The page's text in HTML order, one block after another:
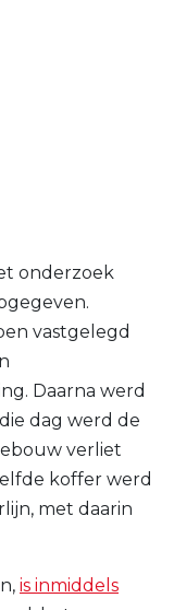
onderzoek
vastgelegd
Daarna werd
dag werd de
verliet
koffer werd
met daarin
is inmiddels